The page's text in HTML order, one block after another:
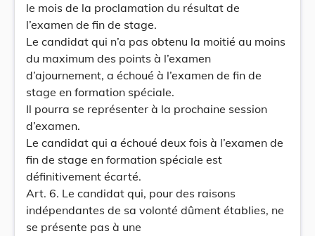
le mois de la proclamation du résultat de
l’examen de fin de stage.
Le candidat qui n’a pas obtenu la moitié au moins
du maximum des points à l’examen
d’ajournement, a échoué à l’examen de fin de
stage en formation spéciale.
Il pourra se représenter à la prochaine session
d’examen.
Le candidat qui a échoué deux fois à l’examen de
fin de stage en formation spéciale est
définitivement écarté.
Art. 6. Le candidat qui, pour des raisons
indépendantes de sa volonté dûment établies, ne
se présente pas à une